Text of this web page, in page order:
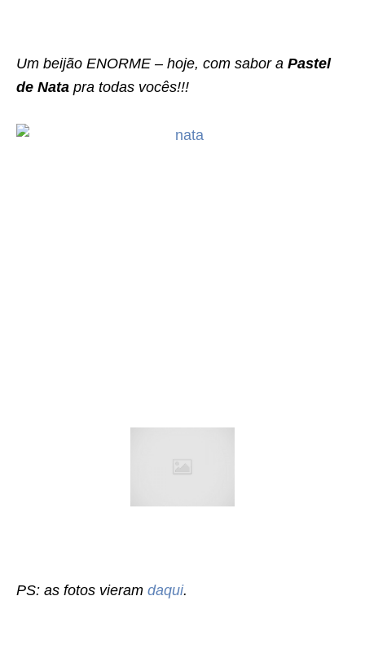
Um beijão ENORME – hoje, com sabor a Pastel
de Nata pra todas vocês!!!
PS: as fotos vieram daqui.